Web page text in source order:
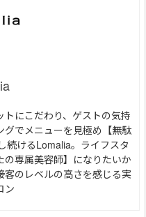
トにこだわり、ゲストの気持
でメニューを見極め【無駄
続けるLomalia。ライフスタ
専属美容師】になりたいか
のレベルの高さを感じる実
ン